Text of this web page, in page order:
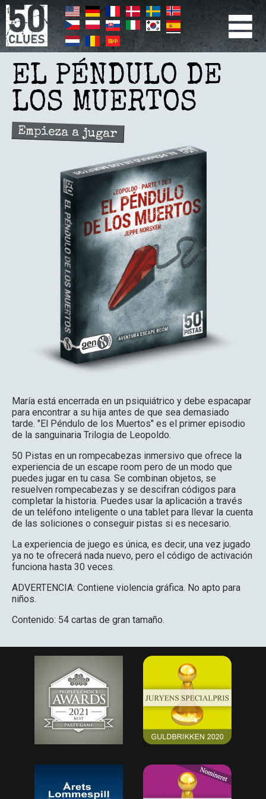
Pasar
al
contenido
principal
PRIMÆR
NAVIGATION
EL PÉNDULO DE
LOS MUERTOS
Empieza a jugar
María está encerrada en un psiquiátrico y debe espacapar
para encontrar a su hija antes de que sea demasiado
tarde. "El Péndulo de los Muertos" es el primer episodio
de la sanguinaria Trilogia de Leopoldo.
50 Pistas en un rompecabezas inmersivo que ofrece la
experiencia de un escape room pero de un modo que
puedes jugar en tu casa. Se combinan objetos, se
resuelven rompecabezas y se descifran códigos para
completar la historia. Puedes usar la aplicación a través
de un teléfono inteligente o una tablet para llevar la cuenta
de las soliciones o conseguir pistas si es necesario.
La experiencia de juego es única, es decir, una vez jugado
ya no te ofrecerá nada nuevo, pero el código de activación
funciona hasta 30 veces.
ADVERTENCIA: Contiene violencia gráfica. No apto para
niños.
Contenido: 54 cartas de gran tamaño.